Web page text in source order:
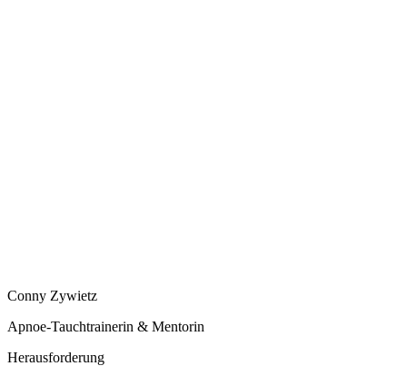
Conny Zywietz
Apnoe-Tauchtrainerin & Mentorin
Herausforderung